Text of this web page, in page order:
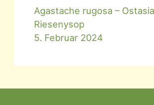
Agastache rugosa –
Riesenysop
5. Februar 2024